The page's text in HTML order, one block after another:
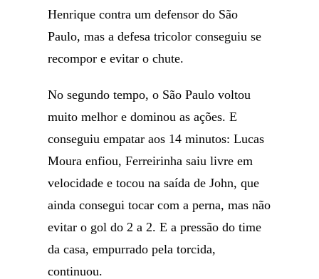
Henrique contra um defensor do São
Paulo, mas a defesa tricolor conseguiu se
recompor e evitar o chute.
No segundo tempo, o São Paulo voltou
muito melhor e dominou as ações. E
conseguiu empatar aos 14 minutos: Lucas
Moura enfiou, Ferreirinha saiu livre em
velocidade e tocou na saída de John, que
ainda consegui tocar com a perna, mas não
evitar o gol do 2 a 2. E a pressão do time
da casa, empurrado pela torcida,
continuou.